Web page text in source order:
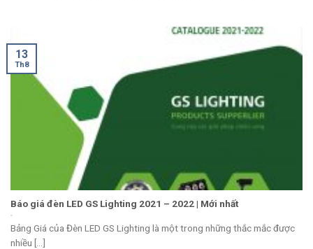
Báo giá đèn LED GS Lighting 2021 – 2022 | Mới nhất
Bảng Giá của Đèn LED GS Lighting là một trong những thắc mắc được
nhiều [...]
13
Th8